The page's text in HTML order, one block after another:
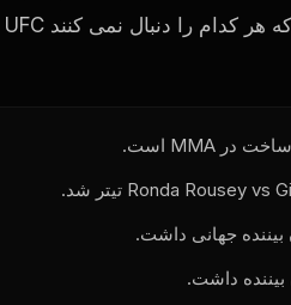
هر کدام را دنبال نمی کنند UFC